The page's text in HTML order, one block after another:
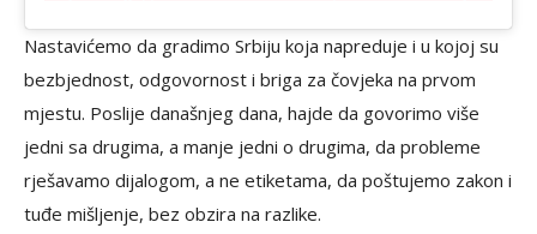
Nastavićemo da gradimo Srbiju koja napreduje i u kojoj su
bezbjednost, odgovornost i briga za čovjeka na prvom
mjestu. Poslije današnjeg dana, hajde da govorimo više
jedni sa drugima, a manje jedni o drugima, da probleme
rješavamo dijalogom, a ne etiketama, da poštujemo zakon i
tuđe mišljenje, bez obzira na razlike.